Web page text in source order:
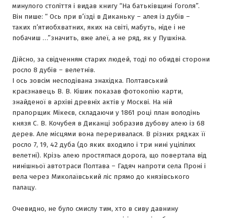
минулого століття і видав книгу “На батьківщині Гоголя”.
Він пише: “ Ось при в’їзді в Диканьку – алея із дубів –
таких п’ятиобхватних, яких на світі, мабуть, ніде і не
побачиш …”значить, вже алеї, а не ряд, як у Пушкіна.
Дійсно, за свідченням старих людей, тоді по обидві сторони
росло 8 дубів – велетнів.
І ось зовсім несподівана знахідка. Полтавський
краєзнавець В. В. Кішик показав фотокопію карти,
знайденої в архіві древніх актів у Москві. На ній
прапорщик Мікеєв, складаючи у 1861 році план володінь
князя С. В. Кочубея в Диканці зобразив дубову алею із 68
дерев. Але місцями вона переривалася. В різних рядках її
росло 7, 19, 42 дуба (до яких входило і три нині уцілілих
велетні). Крізь алею простяглася дорога, що повертала від
нинішньої автотраси Полтава – Гадяч напроти села Проні і
вела через Миколаївський ліс прямо до князівського
палацу.
Очевидно, не було смислу тим, хто в сиву давнину